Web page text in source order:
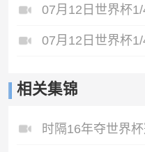
相关集锦